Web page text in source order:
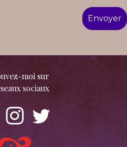
moi sur
sociaux